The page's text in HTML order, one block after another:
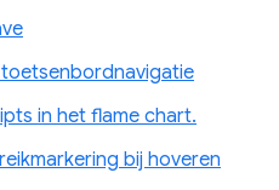
in het flame chart.
bij hoveren